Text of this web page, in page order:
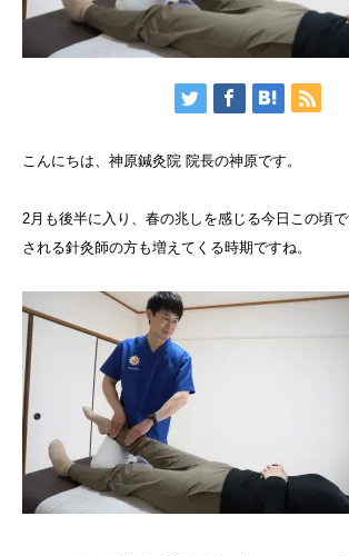
こんにちは、神原鍼灸院 院長の神原です。
2月も後半に入り、春の兆しを感じる今日この頃
される針灸師の方も増えてくる時期ですね。